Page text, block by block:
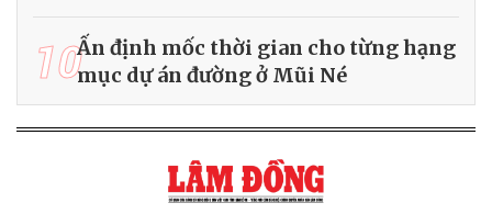
10Ấn định mốc thời gian cho từng hạng
mục dự án đường ở Mũi Né